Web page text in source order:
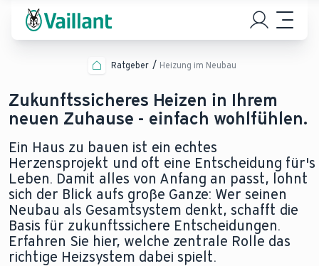
Ratgeber Heizung im Neubau
Zukunftssicheres Heizen in Ihrem
neuen Zuhause - einfach wohlfühlen.
Ein Haus zu bauen ist ein echtes
Herzensprojekt und oft eine Entscheidung für's
Leben. Damit alles von Anfang an passt, lohnt
sich der Blick aufs große Ganze: Wer seinen
Neubau als Gesamtsystem denkt, schafft die
Basis für zukunftssichere Entscheidungen.
Erfahren Sie hier, welche zentrale Rolle das
richtige Heizsystem dabei spielt.